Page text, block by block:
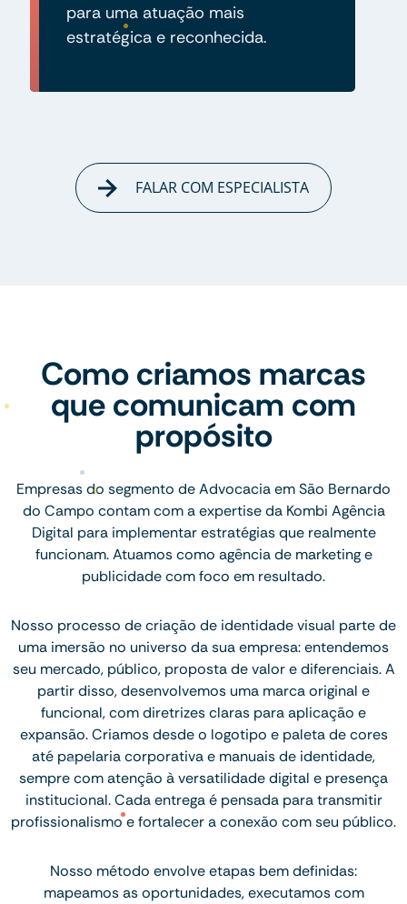
para uma atuação mais
estratégica e reconhecida.
FALAR COM ESPECIALISTA
Como criamos marcas
que comunicam com
propósito
Empresas do segmento de Advocacia em São Bernardo
do Campo contam com a expertise da Kombi Agência
Digital para implementar estratégias que realmente
funcionam. Atuamos como agência de marketing e
publicidade com foco em resultado.
Nosso processo de criação de identidade visual parte de
uma imersão no universo da sua empresa: entendemos
seu mercado, público, proposta de valor e diferenciais. A
partir disso, desenvolvemos uma marca original e
funcional, com diretrizes claras para aplicação e
expansão. Criamos desde o logotipo e paleta de cores
até papelaria corporativa e manuais de identidade,
sempre com atenção à versatilidade digital e presença
institucional. Cada entrega é pensada para transmitir
profissionalismo e fortalecer a conexão com seu público.
Nosso método envolve etapas bem definidas:
mapeamos as oportunidades, executamos com